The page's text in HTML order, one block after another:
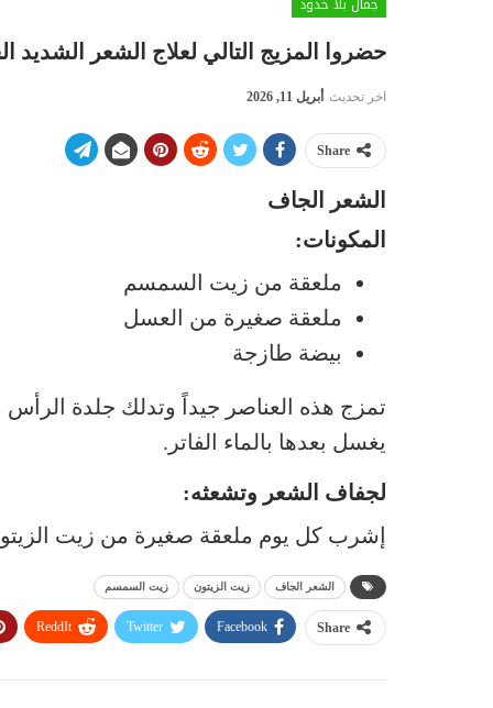
جمال بلا حدود
حضروا المزيج التالي لعلاج الشعر الشديد
اخر تحديث أبريل 11, 2026
Share
الشعر الجاف
المكونات:
ملعقة من زيت السمسم
ملعقة صغيرة من العسل
بيضة طازجة
تمزج هذه العناصر جيداً وتدلك جلدة الرأس
يغسل بعدها بالماء الفاتر.
لجفاف الشعر وتشعثه:
إشرب كل يوم ملعقة صغيرة من زيت
الشعر الجاف زيت الزيتون زيت السمسم
Share
Facebook
Twitter
ReddIt